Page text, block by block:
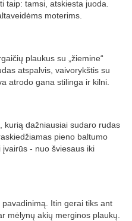
taip: tamsi, atskiesta juoda.
moterims.
plaukus su „žiemine“
atspalvis, vaivorykštis su
atrodo gana stilinga ir kilni.
kurią dažniausiai sudaro rudas
pieno baltumo
- nuo šviesaus iki
pavadinimą. Itin gerai tiks ant
mėlynų akių merginos plaukų.